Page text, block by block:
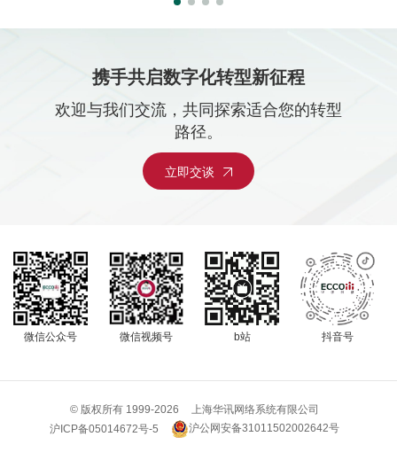
携手共启数字化转型新征程
欢迎与我们交流，共同探索适合您的转型
路径。
立即交谈
微信公众号 微信视频号 b站 抖音号
© 版权所有 1999-2026
上海华讯网络系统有限公司
沪ICP备05014672号-5
沪公网安备31011502002642号